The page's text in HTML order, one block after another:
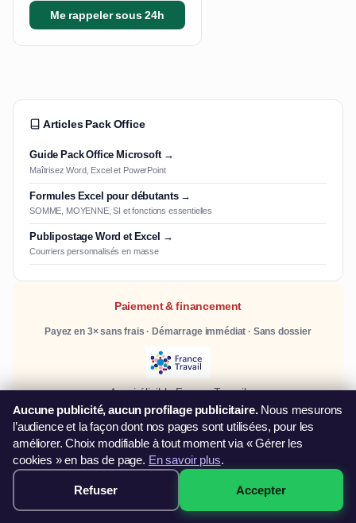
Me rappeler sous 24h
Articles Pack Office
Guide Pack Office Microsoft →
Maîtrisez Word, Excel et PowerPoint
Formules Excel pour débutants →
SOMME, MOYENNE, SI et fonctions essentielles
Publipostage Word et Excel →
Courriers personnalisés en masse
Paiement & financement
Payez en 3× sans frais · Démarrage immédiat · Sans dossier
Aussi éligible France Travail
Travailleur indépendant ? Découvrez leFIFPL(libéraux) ou le
FAFCEA(artisans).
Paiement sécurisé
499€ · Voir les sessions →
Aucune publicité, aucun profilage publicitaire.Nous mesurons
l’audience et la façon dont nos pages sont utilisées, pour les
améliorer. Choix modifiable à tout moment via « Gérer les
cookies » en bas de page. En savoir plus.
Refuser Accepter